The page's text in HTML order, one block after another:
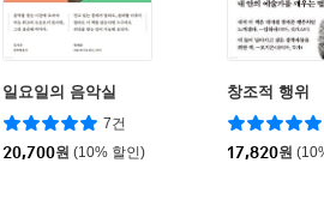
일요일의 음악실
7건
20,700원 (10% 할인)
창조적 행위
17,820원